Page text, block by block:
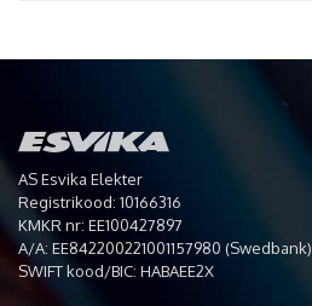
AS Esvika Elekter
Registrikood: 10166316
KMKR nr: EE100427897
A/A: EE842200221001157980 (Swedbank)
SWIFT kood/BIC: HABAEE2X